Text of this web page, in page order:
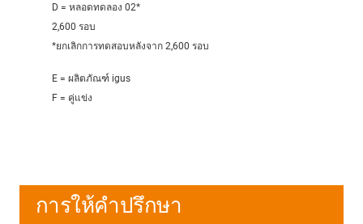
D = หลอดทดลอง 02*
2,600 รอบ
*ยกเลิกการทดสอบหลังจาก 2,600 รอบ
E = ผลิตภัณฑ์ igus
F = คู่แข่ง
การให้คำปรึกษา